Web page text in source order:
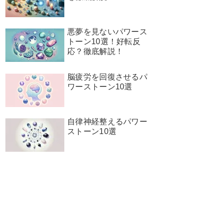
悪夢を見ないパワース
トーン10選！好転反
応？徹底解説！
脳疲労を回復させるパ
ワーストーン10選
自律神経整えるパワー
ストーン10選